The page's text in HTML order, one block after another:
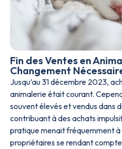
Fin des Ventes en
Changement
Jusqu’au 31 décembre 2023,
animalerie était courant.
souvent élevés et vendus dans
contribuant à des achats
pratique menait fréquemment à
propriétaires se rendant